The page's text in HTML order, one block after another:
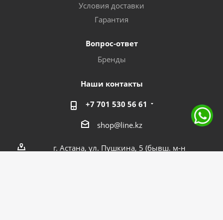
Условия доставки
Гарантия
Вопрос-ответ
Бренды
Наши контакты
+7 701 530 56 61
shop@line.kz
г. Астана, ул. Пушкина, 5 (бывш. м-н